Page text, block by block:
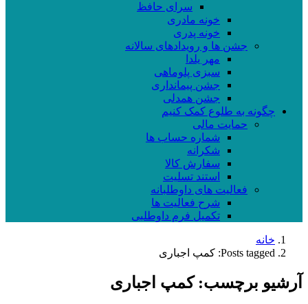
سرای حافظ
خونه مادری
خونه پدری
جشن ها و رویدادهای سالانه
مهر یلدا
سبزی پلوماهی
جشن پیمانداری
جشن همدلی
چگونه به طلوع کمک کنیم
حمایت مالی
شماره حساب ها
شکرانه
سفارش کالا
استند تسلیت
فعالیت های داوطلبانه
شرح فعالیت ها
تکمیل فرم داوطلبی
خانه
Posts tagged: کمپ اجباری
آرشیو برچسب: کمپ اجباری